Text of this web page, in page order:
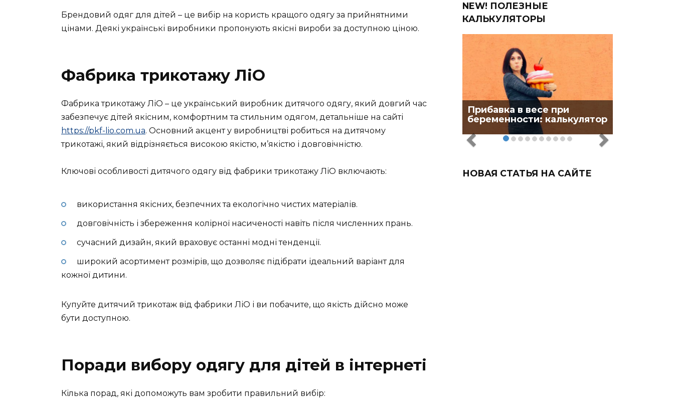
Брендовий одяг для дітей – це вибір на користь кращого одягу за прийнятними
цінами. Деякі українські виробники пропонують якісні вироби за доступною ціною.
Фабрика трикотажу ЛіО
Фабрика трикотажу ЛіО – це український виробник дитячого одягу, який довгий час
забезпечує дітей якісним, комфортним та стильним одягом, детальніше на сайті
https://pkf-lio.com.ua. Основний акцент у виробництві робиться на дитячому
трикотажі, який відрізняється високою якістю, м’якістю і довговічністю.
Ключові особливості дитячого одягу від фабрики трикотажу ЛіО включають:
використання якісних, безпечних та екологічно чистих матеріалів.
довговічність і збереження колірної насиченості навіть після численних прань.
сучасний дизайн, який враховує останні модні тенденції.
широкий асортимент розмірів, що дозволяє підібрати ідеальний варіант для
кожної дитини.
Купуйте дитячий трикотаж від фабрики ЛіО і ви побачите, що якість дійсно може
бути доступною.
Поради вибору одягу для дітей в інтернеті
Кілька порад, які допоможуть вам зробити правильний вибір:
NEW! ПОЛЕЗНЫЕ
КАЛЬКУЛЯТОРЫ
Прибавка в весе при
беременности: калькулятор
НОВАЯ СТАТЬЯ НА САЙТЕ